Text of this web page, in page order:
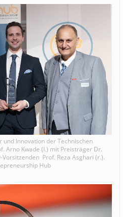
Innovation der Technischen
Arno Kwade (l.) mit Preisträger Dr.
Vorsitzenden Prof. Reza Asghari (r.).
Hub